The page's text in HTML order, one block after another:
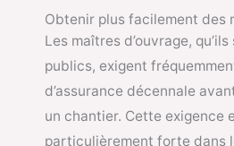
Obtenir plus facilement des
Les maîtres d’ouvrage,
publics, exigent
d’assurance décennale
un chantier. Cette exigence
particulièrement forte dans